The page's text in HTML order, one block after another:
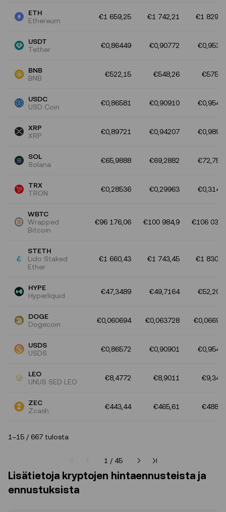
ETH
Ethereum
€1 659,25 €1 742,21 €1
USDT
Tether
€0,86449 €0,90772
BNB
BNB
€522,15 €548,26
USDC
USD Coin
€0,86581 €0,90910
XRP
XRP
€0,89721 €0,94207
SOL
Solana
€65,9888 €69,2882
TRX
TRON
€0,28536 €0,29963
WBTC
Wrapped
Bitcoin
€96 176,06 €100 984,9 €106
STETH
Lido Staked
Ether
€1 660,43 €1 743,45 €1
HYPE
Hyperliquid
€47,3489 €49,7164
DOGE
Dogecoin
€0,060694 €0,063728
USDS
USDS
€0,86572 €0,90901
LEO
UNUS SED LEO
€8,4772 €8,9011
ZEC
Zcash
€443,44 €465,61
1–15 / 667 tulosta
Tämänhetkinen sivu 1/45
1 / 45
Lisätietoja kryptojen hintaennusteista ja
ennustuksista